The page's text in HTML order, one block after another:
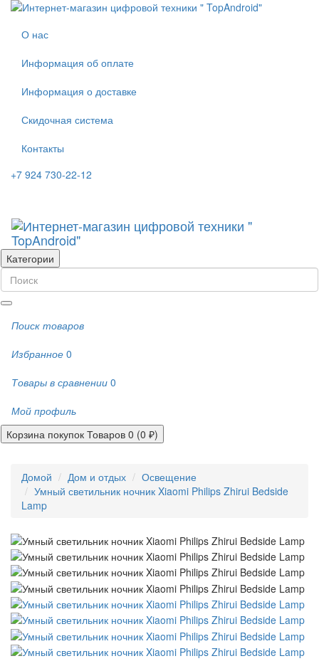
О нас
Информация об оплате
Информация о доставке
Скидочная система
Контакты
+7 924 730-22-12
Категории
Поиск товаров
Избранное 0
Товары в сравнении 0
Мой профиль
Корзина покупок Товаров 0 (0 ₽)
Домой Дом и отдых
Освещение
Умный светильник ночник Xiaomi Philips Zhirui Bedside
Lamp